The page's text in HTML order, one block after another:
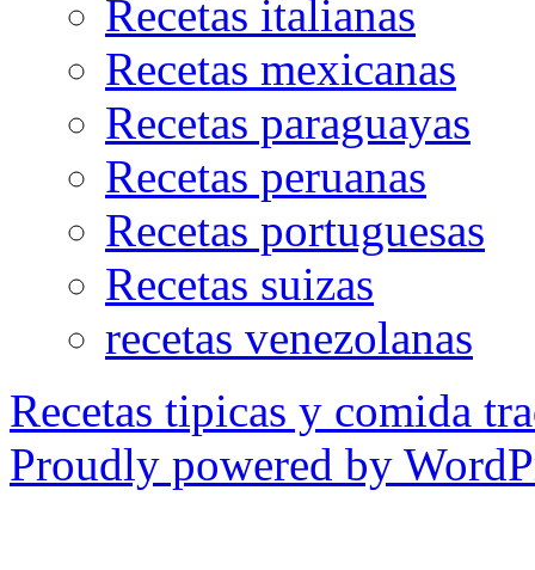
Recetas italianas
Recetas mexicanas
Recetas paraguayas
Recetas peruanas
Recetas portuguesas
Recetas suizas
recetas venezolanas
Recetas tipicas y comida
Proudly powered by